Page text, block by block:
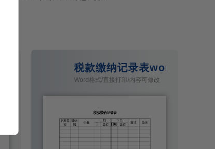
税款缴纳记录表word模板
Word格式/直接打印/内容可修改